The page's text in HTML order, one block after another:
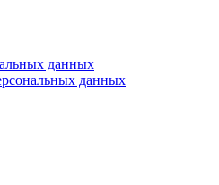
данных
данных